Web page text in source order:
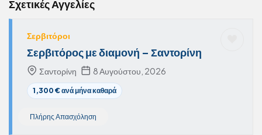
Σχετικές Αγγελίες
Σερβιτόροι
Σερβιτόρος με διαμονή – Σαντορίνη
Σαντορίνη 8 Αυγούστου, 2026
1,300 € ανά μήνα καθαρά
Πλήρης Απασχόληση